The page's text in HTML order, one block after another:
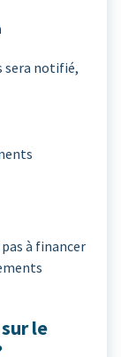
sera notifié,
à financer
le